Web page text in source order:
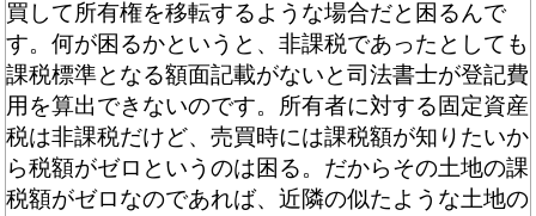
買して所有権を移転するような場合だと困るんで
す。何が困るかというと、非課税であったとしても
課税標準となる額面記載がないと司法書士が登記費
用を算出できないのです。所有者に対する固定資産
税は非課税だけど、売買時には課税額が知りたいか
ら税額がゼロというのは困る。だからその土地の課
税額がゼロなのであれば、近隣の似たような土地の